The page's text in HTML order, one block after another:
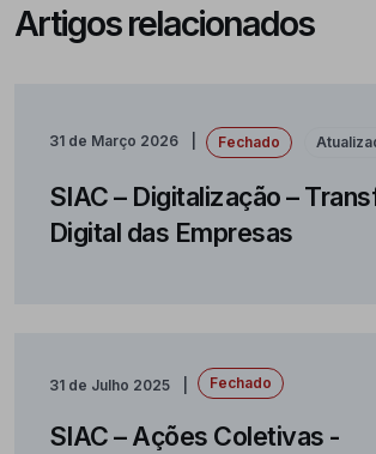
Artigos relacionados
31 de Março 2026 Fechado
SIAC – Digitalização –
Digital das Empresas
31 de Julho 2025 Fechado
SIAC – Ações Coletivas -